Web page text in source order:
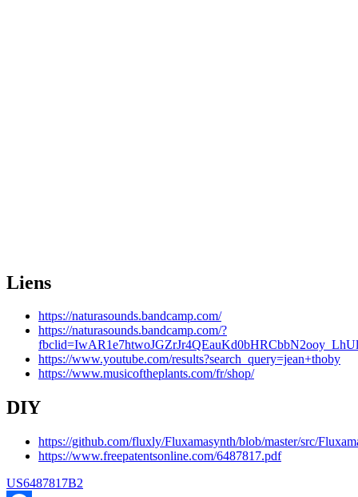
Liens
https://naturasounds.bandcamp.com/
https://naturasounds.bandcamp.com/?
https://www.youtube.com/results?search_query=jean+thoby
https://www.musicoftheplants.com/fr/shop/
DIY
https://github.com/fluxly/Fluxamasynth/blob/master/src/
https://www.freepatentsonline.com/6487817.pdf
US6487817B2